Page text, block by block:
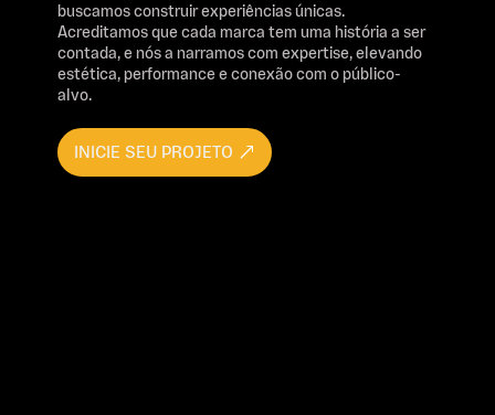
buscamos construir experiências únicas.
Acreditamos que cada marca tem uma história a ser
contada, e nós a narramos com expertise, elevando
estética, performance e conexão com o público-
alvo.
INICIE SEU PROJETO